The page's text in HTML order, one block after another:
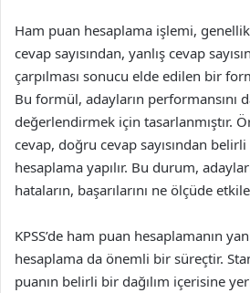
Ham puan hesaplama işlemi,
cevap sayısından, yanlış cevap
çarpılması sonucu elde edilen bir
Bu formül, adayların performansını
değerlendirmek için tasarlanmıştır.
cevap, doğru cevap sayısından
hesaplama yapılır. Bu durum,
hataların, başarılarını ne ölçüde
KPSS’de ham puan hesaplamanın
hesaplama da önemli bir süreçtir.
puanın belirli bir dağılım içerisine